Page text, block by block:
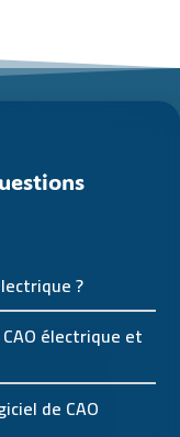
?
électrique et
de CAO